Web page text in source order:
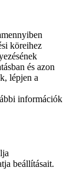
köreihez
és azon
lépjen a
információk
beállításait.